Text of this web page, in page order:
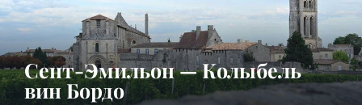
Сент-Эмильон — Колыбель
вин Бордо